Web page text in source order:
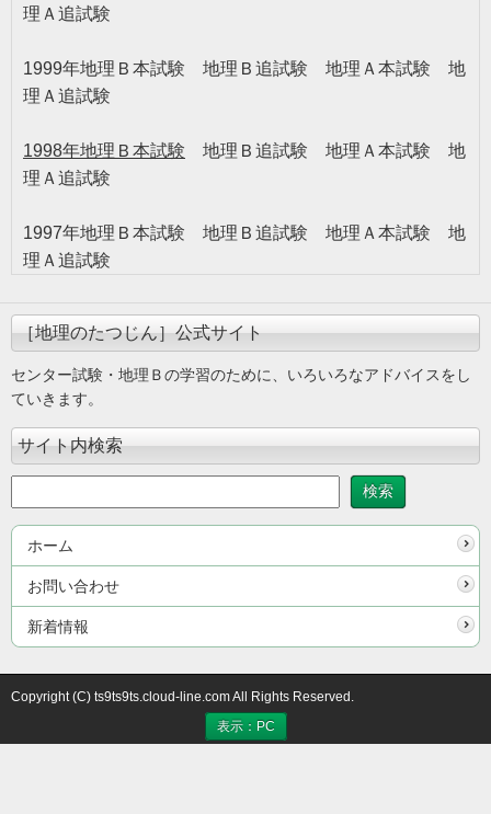
理Ａ追試験
1999年地理Ｂ本試験 地理Ｂ追試験 地理Ａ本試験 地
理Ａ追試験
1998年地理Ｂ本試験 地理Ｂ追試験 地理Ａ本試験 地
理Ａ追試験
1997年地理Ｂ本試験 地理Ｂ追試験 地理Ａ本試験 地
理Ａ追試験
［地理のたつじん］公式サイト
センター試験・地理Ｂの学習のために、いろいろなアドバイスをし
ていきます。
サイト内検索
ホーム
お問い合わせ
新着情報
Copyright (C) ts9ts9ts.cloud-line.com All Rights Reserved.
表示：PC